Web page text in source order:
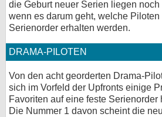
die Geburt neuer Serien liegen
wenn es darum geht, welche
Serienorder erhalten werden.
DRAMA-PILOTEN
Von den acht georderten Drama-
sich im Vorfeld der Upfronts einige
Favoriten auf eine feste Serienorder
Die Nummer 1 davon scheint die
bei X
bei
Kontakt